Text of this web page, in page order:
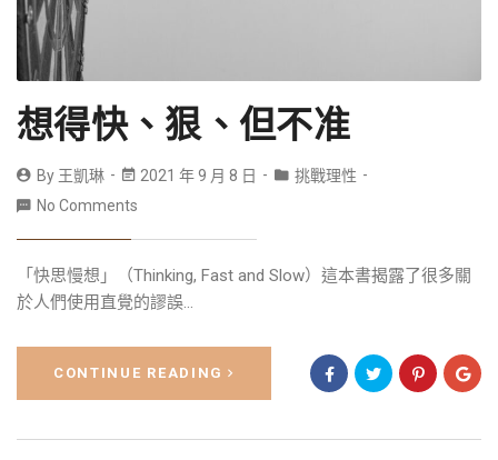
想得快、狠、但不准
By 王凱琳 2021 年 9 月 8 日
挑戰理性
No Comments
「快思慢想」（Thinking, Fast and Slow）這本書揭露了很多關
於人們使用直覺的謬誤...
CONTINUE READING